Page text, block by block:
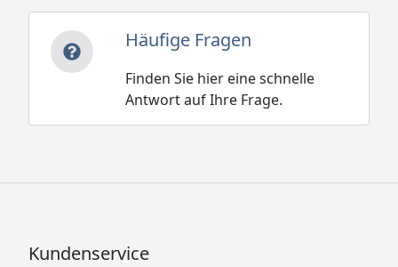
Häufige Fragen
Finden Sie hier eine schnelle
Antwort auf Ihre Frage.
Kundenservice